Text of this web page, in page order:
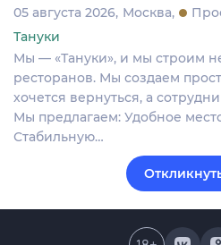
05 августа 2026 Москва
Тануки
Мы — «Тануки», и мы строим
ресторанов. Мы создаем
хочется вернуться, а
Мы предлагаем: Удобное
Стабильную…